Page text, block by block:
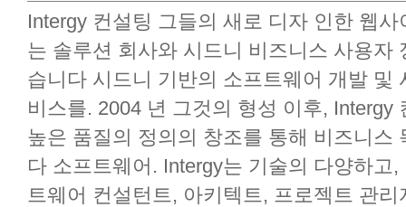
Intergy 컨설팅 그들의 새로 디자 인한 웹
는 솔루션 회사와 시드니 비즈니스 사용자
습니다 시드니 기반의 소프트웨어 개발 및
비스를. 2004 년 그것의 형성 이후, Intergy
높은 품질의 정의의 창조를 통해 비즈니스
다 소프트웨어. Intergy는 기술의 다양하고
트웨어 컨설턴트, 아키텍트, 프로젝트 관